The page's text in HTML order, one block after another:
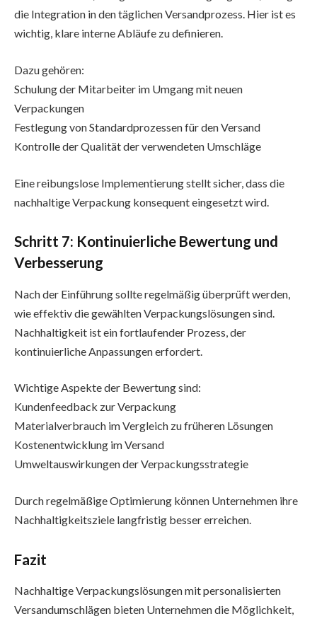
die Integration in den täglichen Versandprozess. Hier ist es
wichtig, klare interne Abläufe zu definieren.
Dazu gehören:
Schulung der Mitarbeiter im Umgang mit neuen
Verpackungen
Festlegung von Standardprozessen für den Versand
Kontrolle der Qualität der verwendeten Umschläge
Eine reibungslose Implementierung stellt sicher, dass die
nachhaltige Verpackung konsequent eingesetzt wird.
Schritt 7: Kontinuierliche Bewertung und
Verbesserung
Nach der Einführung sollte regelmäßig überprüft werden,
wie effektiv die gewählten Verpackungslösungen sind.
Nachhaltigkeit ist ein fortlaufender Prozess, der
kontinuierliche Anpassungen erfordert.
Wichtige Aspekte der Bewertung sind:
Kundenfeedback zur Verpackung
Materialverbrauch im Vergleich zu früheren Lösungen
Kostenentwicklung im Versand
Umweltauswirkungen der Verpackungsstrategie
Durch regelmäßige Optimierung können Unternehmen ihre
Nachhaltigkeitsziele langfristig besser erreichen.
Fazit
Nachhaltige Verpackungslösungen mit personalisierten
Versandumschlägen bieten Unternehmen die Möglichkeit,